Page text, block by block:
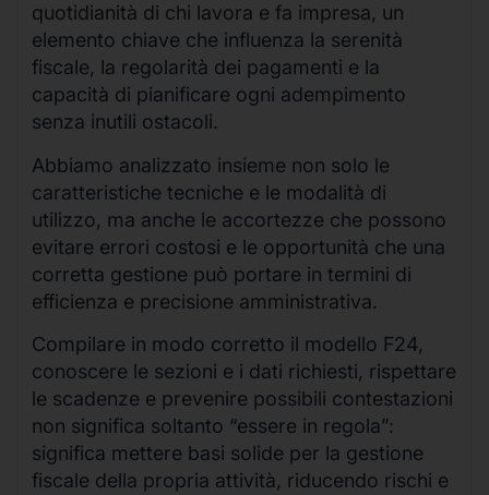
quotidianità di chi lavora e fa impresa, un
elemento chiave che influenza la serenità
fiscale, la regolarità dei pagamenti e la
capacità di pianificare ogni adempimento
senza inutili ostacoli.
Abbiamo analizzato insieme non solo le
caratteristiche tecniche e le modalità di
utilizzo, ma anche le accortezze che possono
evitare errori costosi e le opportunità che una
corretta gestione può portare in termini di
efficienza e precisione amministrativa.
Compilare in modo corretto il modello F24,
conoscere le sezioni e i dati richiesti, rispettare
le scadenze e prevenire possibili contestazioni
non significa soltanto “essere in regola”:
significa mettere basi solide per la gestione
fiscale della propria attività, riducendo rischi e